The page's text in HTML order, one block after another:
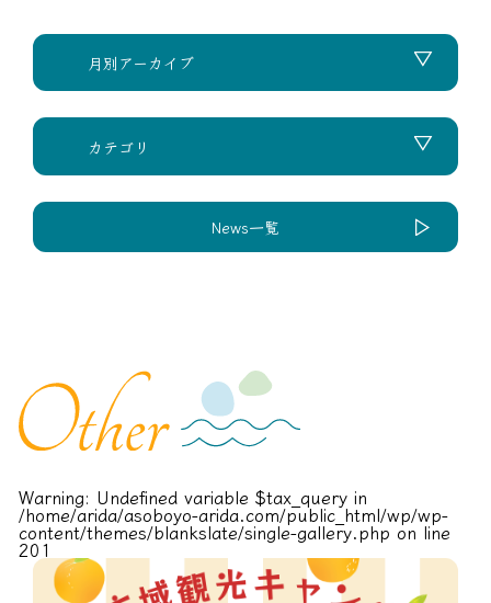
News一覧
Warning: Undefined variable $tax_query in
/home/arida/asoboyo-arida.com/public_html/wp/wp-
content/themes/blankslate/single-gallery.php on line
201